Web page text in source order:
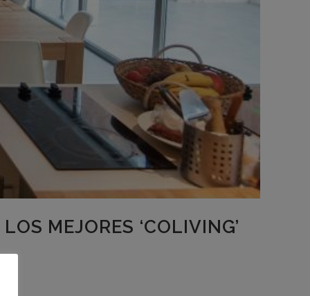
MEJORES ‘COLIVING’